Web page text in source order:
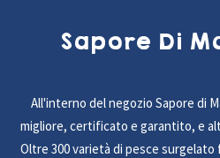
Sapore Di
All'interno del negozio Sapore di
migliore, certificato e garantito, e
Oltre 300 varietà di pesce